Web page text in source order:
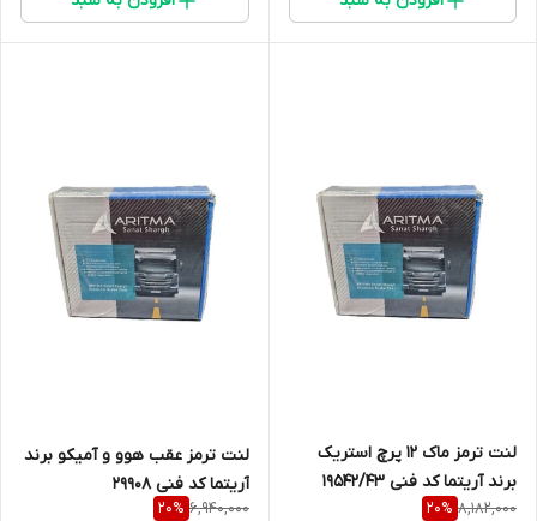
لنت ترمز ماک 12 پرچ استریک
برند آریتما کد فنی 19542/43
8,182,000
20%
لنت ترمز عقب هوو و آمیکو برند
آریتما کد فنی 29908
6,940,000
20%